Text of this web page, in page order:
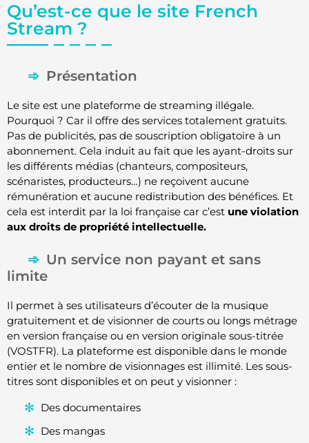
Qu’est-ce que le site French
Stream ?
Présentation
Le site est une plateforme de streaming illégale.
Pourquoi ? Car il offre des services totalement gratuits.
Pas de publicités, pas de souscription obligatoire à un
abonnement. Cela induit au fait que les ayant-droits sur
les différents médias (chanteurs, compositeurs,
scénaristes, producteurs…) ne reçoivent aucune
rémunération et aucune redistribution des bénéfices. Et
cela est interdit par la loi française car c’est une violation
aux droits de propriété intellectuelle.
Un service non payant et sans
limite
Il permet à ses utilisateurs d’écouter de la musique
gratuitement et de visionner de courts ou longs métrage
en version française ou en version originale sous-titrée
(VOSTFR). La plateforme est disponible dans le monde
entier et le nombre de visionnages est illimité. Les sous-
titres sont disponibles et on peut y visionner :
Des documentaires
Des mangas